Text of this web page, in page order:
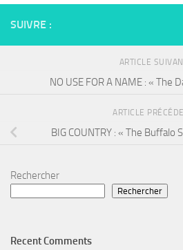
SUIVRE :
ARTICLE
NO USE FOR A NAME : « The
ARTICLE
BIG COUNTRY : « The Buffalo
Rechercher
Rechercher
Recent Comments